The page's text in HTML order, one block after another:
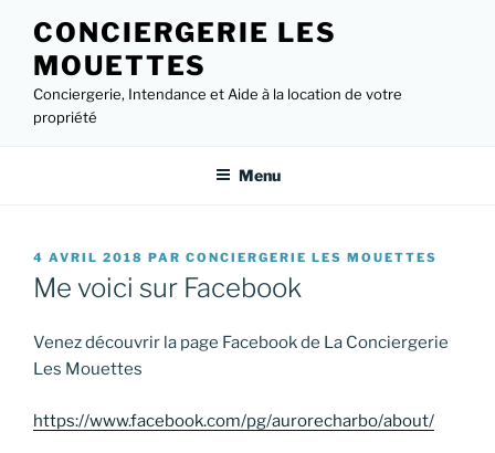
contenu
principal
CONCIERGERIE LES
MOUETTES
Conciergerie, Intendance et Aide à la location de votre
propriété
Menu
PUBLIÉ
LE
4 AVRIL 2018 PAR CONCIERGERIE LES MOUETTES
Me voici sur Facebook
Venez découvrir la page Facebook de La Conciergerie
Les Mouettes
https://www.facebook.com/pg/aurorecharbo/about/